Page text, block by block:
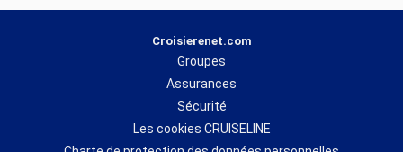
Croisierenet.com
Groupes
Assurances
Sécurité
Les cookies CRUISELINE